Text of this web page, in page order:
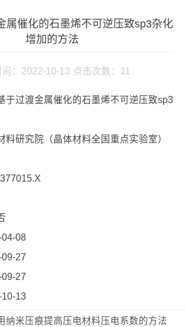
属催化的石墨烯不可逆压致sp3杂化
增加的方法
间：2022-10-13 点击次数： 11
于过渡金属催化的石墨烯不可逆压致sp3
料研究院（晶体材料全国重点实验室）
04-08
27
27
10-13
纳米压痕提高压电材料压电系数的方法